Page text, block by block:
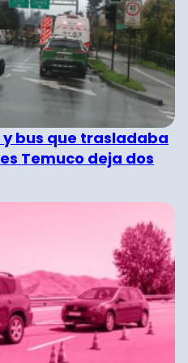
bus que trasladaba
Temuco deja dos